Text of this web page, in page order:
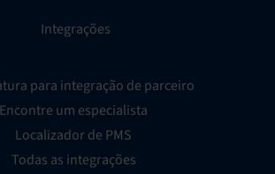
Integrações
para integração de parceiro
Encontre um especialista
Localizador de PMS
Todas as integrações